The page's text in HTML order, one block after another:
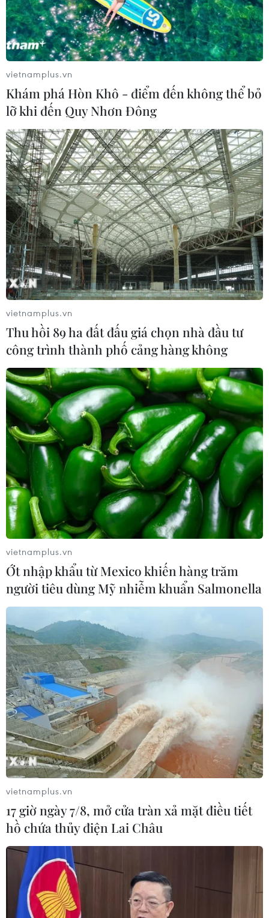
TIN CÙNG CHUYÊN MỤC
Bế mạc Hội thi lực lượng tham gia
bảo vệ an ninh, trật tự ở cơ sở giỏi
toàn quốc
vietnamplus.vn
Khám phá Hòn Khô - điểm đến không thể bỏ
lỡ khi đến Quy Nhơn Đông
vietnamplus.vn
Thu hồi 89 ha đất đấu giá chọn nhà đầu tư
công trình thành phố cảng hàng không
vietnamplus.vn
Ớt nhập khẩu từ Mexico khiến hàng trăm
người tiêu dùng Mỹ nhiễm khuẩn Salmonella
vietnamplus.vn
17 giờ ngày 7/8, mở cửa tràn xả mặt điều tiết
hồ chứa thủy điện Lai Châu